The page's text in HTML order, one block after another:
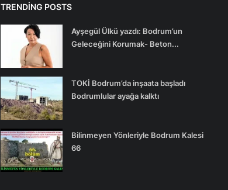
TRENDING POSTS
Ayşegül Ülkü yazdı: Bodrum’un
Geleceğini Korumak- Beton...
TOKİ Bodrum’da inşaata başladı
Bodrumlular ayağa kalktı
Bilinmeyen Yönleriyle Bodrum Kalesi
66